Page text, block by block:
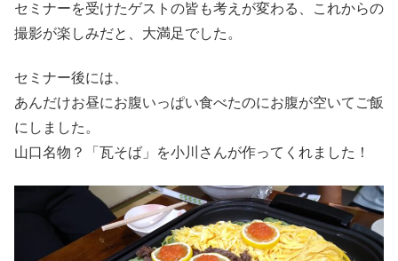
セミナーを受けたゲストの皆も考えが変わる、これからの
撮影が楽しみだと、大満足でした。
セミナー後には、
あんだけお昼にお腹いっぱい食べたのにお腹が空いてご飯
にしました。
山口名物？「瓦そば」を小川さんが作ってくれました！